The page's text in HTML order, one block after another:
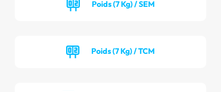
Poids (7 Kg) / SEM
Poids (7 Kg) / TCM